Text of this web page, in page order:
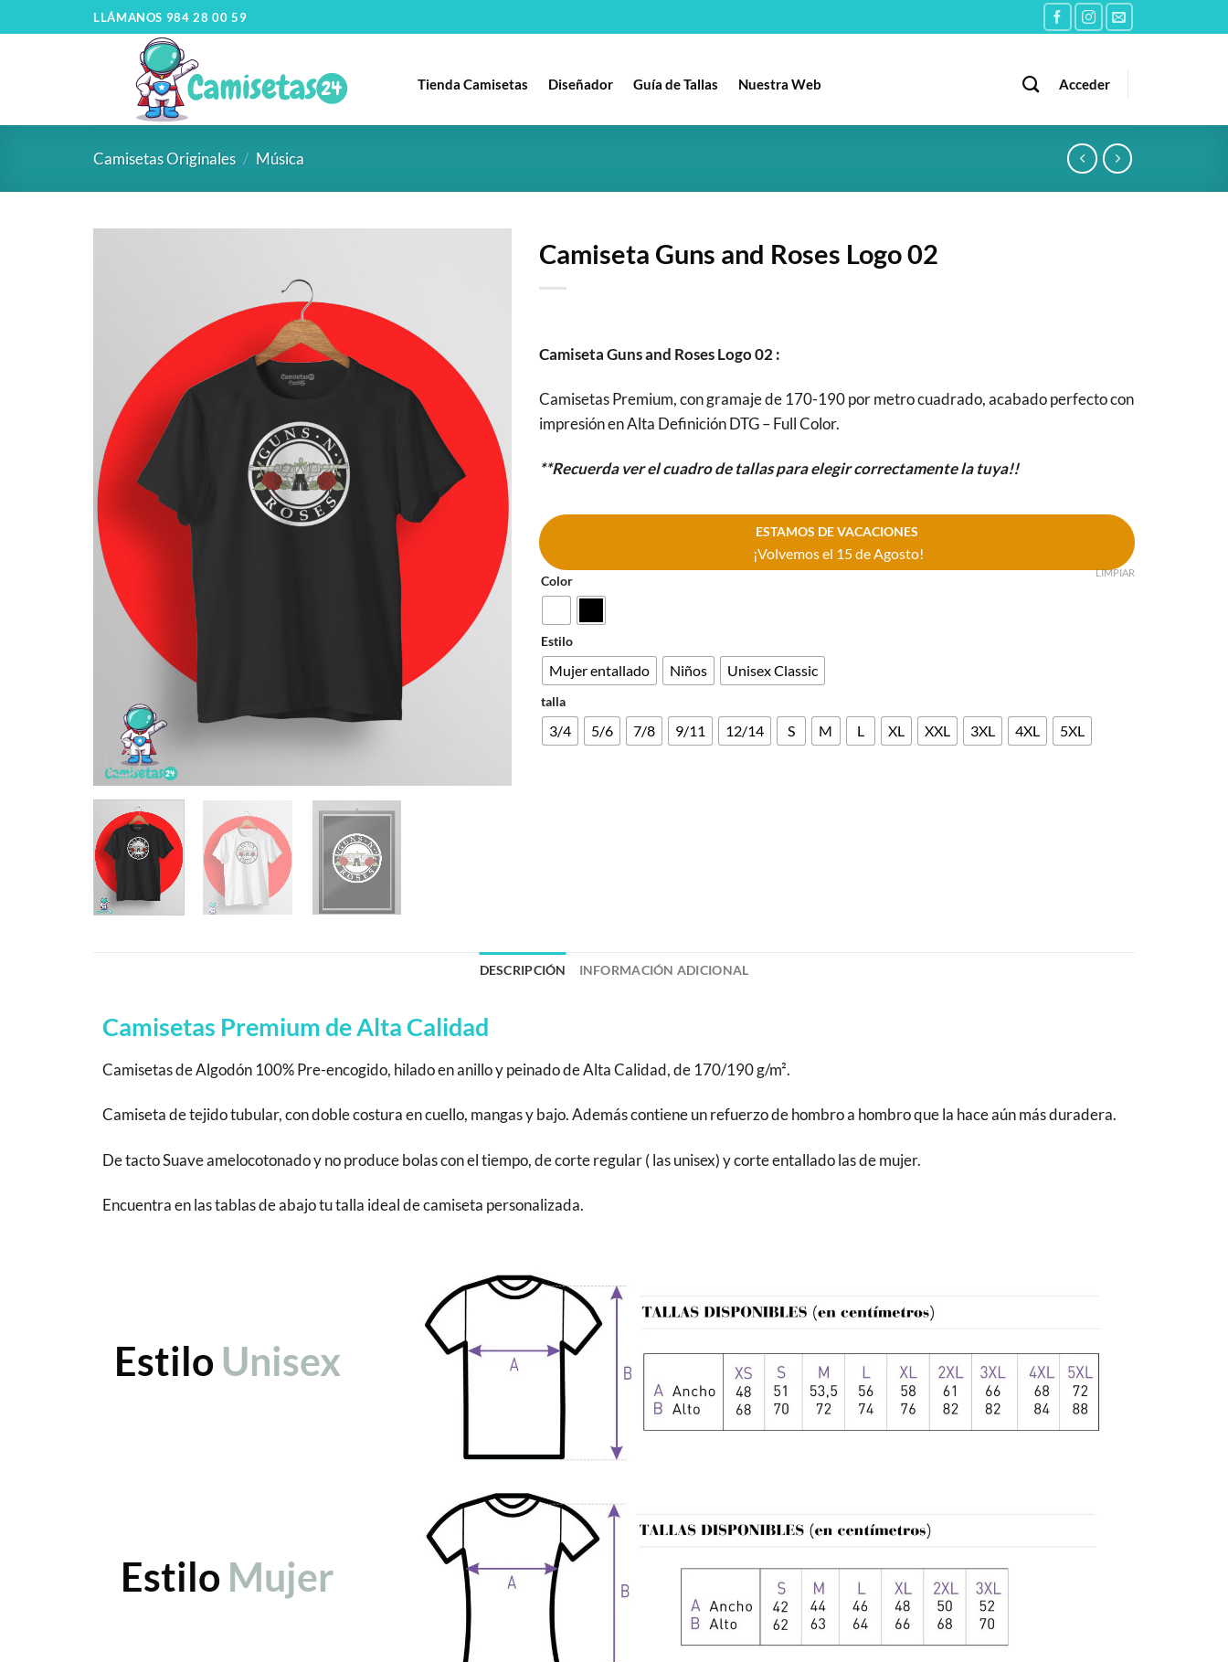
LLÁMANOS 984 28 00 59
Tienda Camisetas Diseñador Guía de Tallas Nuestra Web Acceder
Camisetas Originales / Música
Camiseta Guns and Roses Logo 02
Camiseta Guns and Roses Logo 02 :
Camisetas Premium, con gramaje de 170-190 por metro cuadrado, acabado perfecto con
impresión en Alta Definición DTG – Full Color.
**Recuerda ver el cuadro de tallas para elegir correctamente la tuya!!
ESTAMOS DE VACACIONES
¡Volvemos el 15 de Agosto!
Color
Estilo
Mujer entallado Niños Unisex Classic
talla
3/4 5/6 7/8 9/11 12/14 S M L XL XXL 3XL 4XL 5XL
LIMPIAR
DESCRIPCIÓN INFORMACIÓN ADICIONAL
Camisetas Premium de Alta Calidad
Camisetas de Algodón 100% Pre-encogido, hilado en anillo y peinado de Alta Calidad, de 170/190 g/m².
Camiseta de tejido tubular, con doble costura en cuello, mangas y bajo. Además contiene un refuerzo de hombro a hombro que la hace aún más duradera.
De tacto Suave amelocotonado y no produce bolas con el tiempo, de corte regular ( las unisex) y corte entallado las de mujer.
Encuentra en las tablas de abajo tu talla ideal de camiseta personalizada.
Estilo Unisex
Estilo Mujer